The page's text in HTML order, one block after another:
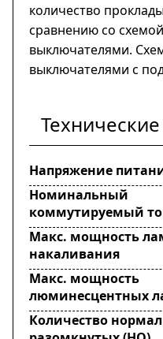
количество
сравнению со
выключателями.
выключателями с
Напряжение
Номинальный
коммутируемый
Макс. мощность
накаливания
Макс. мощность
люминесцентных
Количество